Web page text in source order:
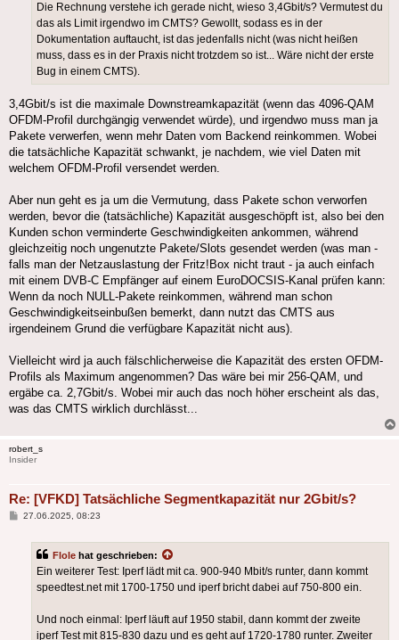
Die Rechnung verstehe ich gerade nicht, wieso 3,4Gbit/s? Vermutest du
das als Limit irgendwo im CMTS? Gewollt, sodass es in der
Dokumentation auftaucht, ist das jedenfalls nicht (was nicht heißen
muss, dass es in der Praxis nicht trotzdem so ist... Wäre nicht der erste
Bug in einem CMTS).
3,4Gbit/s ist die maximale Downstreamkapazität (wenn das 4096-QAM
OFDM-Profil durchgängig verwendet würde), und irgendwo muss man ja
Pakete verwerfen, wenn mehr Daten vom Backend reinkommen. Wobei
die tatsächliche Kapazität schwankt, je nachdem, wie viel Daten mit
welchem OFDM-Profil versendet werden.
Aber nun geht es ja um die Vermutung, dass Pakete schon verworfen
werden, bevor die (tatsächliche) Kapazität ausgeschöpft ist, also bei den
Kunden schon verminderte Geschwindigkeiten ankommen, während
gleichzeitig noch ungenutzte Pakete/Slots gesendet werden (was man -
falls man der Netzauslastung der Fritz!Box nicht traut - ja auch einfach
mit einem DVB-C Empfänger auf einem EuroDOCSIS-Kanal prüfen kann:
Wenn da noch NULL-Pakete reinkommen, während man schon
Geschwindigkeitseinbußen bemerkt, dann nutzt das CMTS aus
irgendeinem Grund die verfügbare Kapazität nicht aus).
Vielleicht wird ja auch fälschlicherweise die Kapazität des ersten OFDM-
Profils als Maximum angenommen? Das wäre bei mir 256-QAM, und
ergäbe ca. 2,7Gbit/s. Wobei mir auch das noch höher erscheint als das,
was das CMTS wirklich durchlässt...
robert_s
Insider
Re: [VFKD] Tatsächliche Segmentkapazität nur 2Gbit/s?
Beitrag
27.06.2025, 08:23
Flole hat geschrieben:
Ein weiterer Test: Iperf lädt mit ca. 900-940 Mbit/s runter, dann kommt
speedtest.net mit 1700-1750 und iperf bricht dabei auf 750-800 ein.
Und noch einmal: Iperf läuft auf 1950 stabil, dann kommt der zweite
iperf Test mit 815-830 dazu und es geht auf 1720-1780 runter. Zweiter